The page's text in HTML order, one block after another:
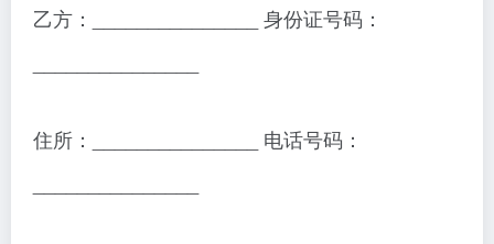
乙方：_______________ 身份证号码：
住所：_______________ 电话号码：